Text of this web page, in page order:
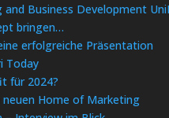
Business Development
bringen…
erfolgreiche Präsentation
Today
für 2024?
neuen Home of Marketing